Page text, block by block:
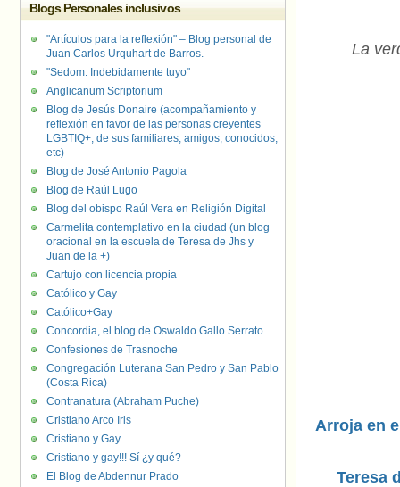
La
Arroja en
Teresa
Blogs Personales inclusivos
"Artículos para la reflexión" – Blog personal de
Juan Carlos Urquhart de Barros.
"Sedom. Indebidamente tuyo"
Anglicanum Scriptorium
Blog de Jesús Donaire (acompañamiento y
reflexión en favor de las personas creyentes
LGBTIQ+, de sus familiares, amigos, conocidos,
etc)
Blog de José Antonio Pagola
Blog de Raúl Lugo
Blog del obispo Raúl Vera en Religión Digital
Carmelita contemplativo en la ciudad (un blog
oracional en la escuela de Teresa de Jhs y
Juan de la +)
Cartujo con licencia propia
Católico y Gay
Católico+Gay
Concordia, el blog de Oswaldo Gallo Serrato
Confesiones de Trasnoche
Congregación Luterana San Pedro y San Pablo
(Costa Rica)
Contranatura (Abraham Puche)
Cristiano Arco Iris
Cristiano y Gay
Cristiano y gay!!! Sí ¿y qué?
El Blog de Abdennur Prado